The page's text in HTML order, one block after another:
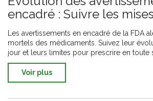
encadré : Suivre les
étiquettes
Les avertissements en encadré de la FDA
mortels des médicaments. Suivez leur
jour et leurs limites pour prescrire en toute
Voir plus